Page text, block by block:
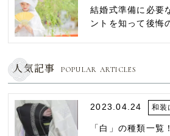
結婚式準備に必要
ントを知って後悔
人気記事 POPULAR ARTICLES
2023.04.24 和装
「白」の種類一覧